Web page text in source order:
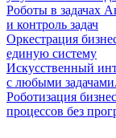
Роботы в задачах
и контроль задач
Оркестрация
единую систему
Искусственный
с любыми
Роботизация
процессов без